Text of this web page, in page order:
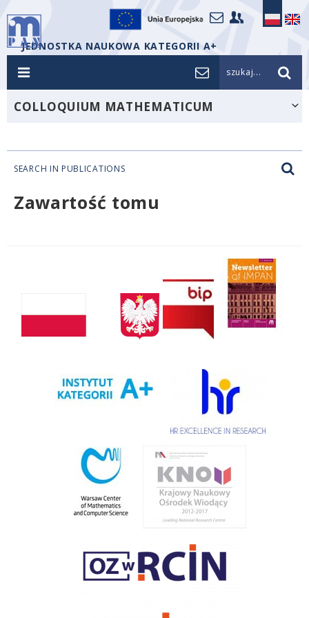
JEDNOSTKA NAUKOWA KATEGORII A+
szukaj...
COLLOQUIUM MATHEMATICUM
SEARCH IN PUBLICATIONS
Zawartość tomu